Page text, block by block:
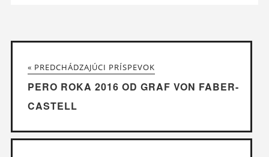
« PREDCHÁDZAJÚCI PRÍSPEVOK
PERO ROKA 2016 OD GRAF VON FABER-
CASTELL